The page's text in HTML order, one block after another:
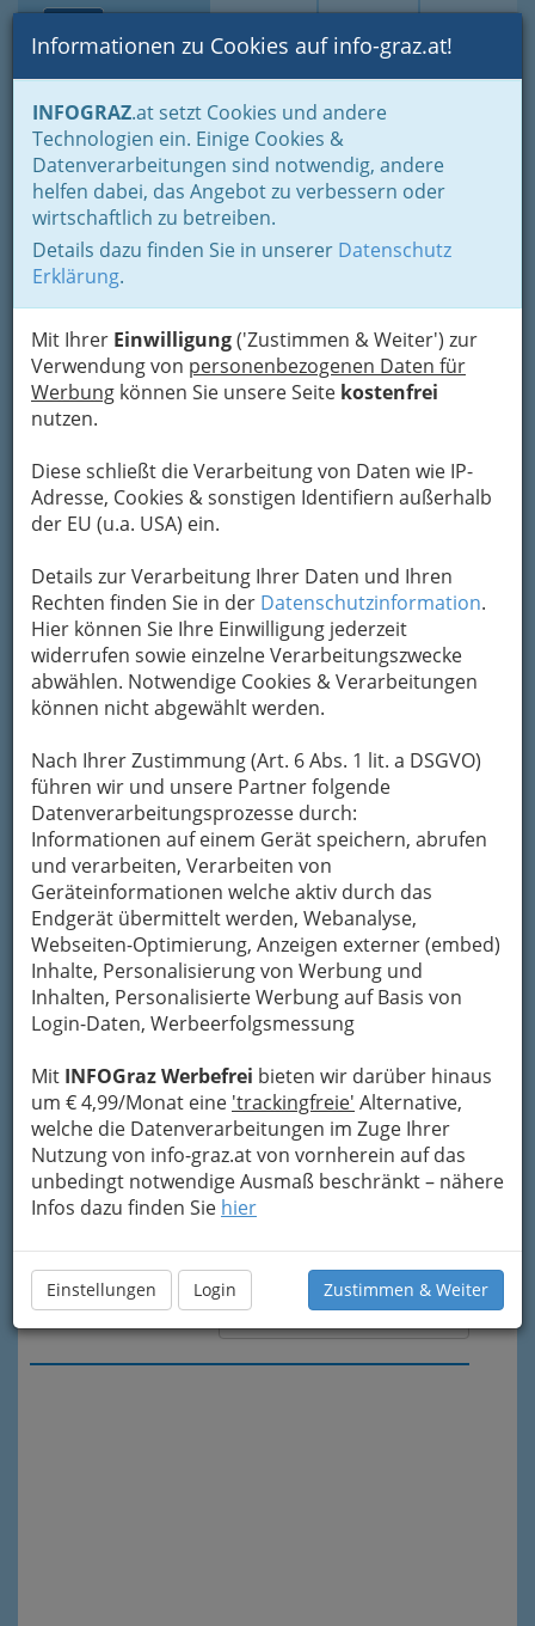
Suche Login Toggle
Informationen zu Cookies auf info-graz.at!
INFOGRAZ.at setzt Cookies und andere
Technologien ein. Einige Cookies &
Datenverarbeitungen sind notwendig, andere
helfen dabei, das Angebot zu verbessern oder
wirtschaftlich zu betreiben.
Details dazu finden Sie in unserer Datenschutz
Erklärung.
Mit Ihrer Einwilligung('Zustimmen & Weiter') zur
Verwendung von personenbezogenen Daten für
Werbung können Sie unsere Seite kostenfrei
nutzen.
Diese schließt die Verarbeitung von Daten wie IP-
Adresse, Cookies & sonstigen Identifiern außerhalb
der EU (u.a. USA) ein.
Details zur Verarbeitung Ihrer Daten und Ihren
Rechten finden Sie in der Datenschutzinformation.
Hier können Sie Ihre Einwilligung jederzeit
widerrufen sowie einzelne Verarbeitungszwecke
abwählen. Notwendige Cookies & Verarbeitungen
können nicht abgewählt werden.
Nach Ihrer Zustimmung (Art. 6 Abs. 1 lit. a DSGVO)
führen wir und unsere Partner folgende
Datenverarbeitungsprozesse durch:
Informationen auf einem Gerät speichern, abrufen
und verarbeiten, Verarbeiten von
Geräteinformationen welche aktiv durch das
Endgerät übermittelt werden, Webanalyse,
Webseiten-Optimierung, Anzeigen externer (embed)
Inhalte, Personalisierung von Werbung und
Inhalten, Personalisierte Werbung auf Basis von
Login-Daten, Werbeerfolgsmessung
Mit INFOGraz Werbefrei bieten wir darüber hinaus
um € 4,99/Monat eine 'trackingfreie' Alternative,
welche die Datenverarbeitungen im Zuge Ihrer
Nutzung von info-graz.at von vornherein auf das
unbedingt notwendige Ausmaß beschränkt – nähere
Infos dazu finden Sie hier
Einstellungen Login Zustimmen & Weiter
Home Branchen Freizeit & Sport
Sport
Motorradsport - Zweiradhandel und Reparatur
Hütter GesmbH
Wiener Straße 249, 8051 Graz-Gösting
+43 316 6050
+43 316 6050-70
Karte
Adresse mit Google Maps anschauen
Um die Info-Graz Firmenvor Spam-Mails zu
bewahren, verwenden wir an dieser Stelle zur
Übermittlung Ihrer Nachricht ein sicheres
Formular. Ihre Nachricht wird nach dem
Absenden umgehend per Mail an das
Unternehmen Hütter GesmbH weitergeleitet.
Mein Name
Meine Email Adresse
Mein Betreff
Meine Nachricht
Meine Nachricht senden